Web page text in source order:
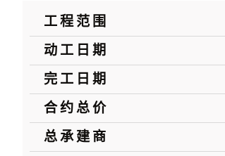
工程范围
动工日期
完工日期
合约总价
总承建商